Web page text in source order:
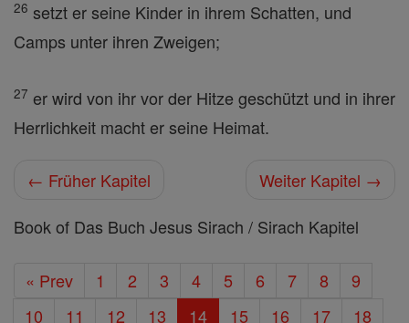
26 setzt er seine Kinder in ihrem Schatten, und
Camps unter ihren Zweigen;
27 er wird von ihr vor der Hitze geschützt und in ihrer
Herrlichkeit macht er seine Heimat.
← Früher Kapitel
Weiter Kapitel →
Book of Das Buch Jesus Sirach / Sirach Kapitel
« Prev 1 2 3 4 5 6 7 8
9
10
11 12 13 14 15 16 17 18